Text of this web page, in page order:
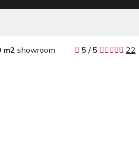
m2showroom 5 / 5 ​
22